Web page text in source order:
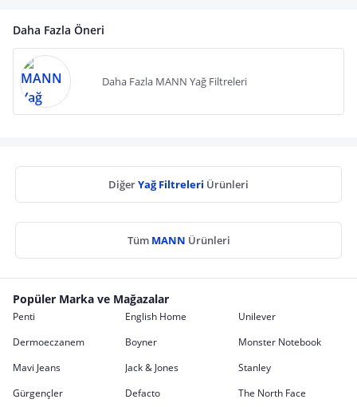
Daha Fazla Öneri
Daha Fazla MANN Yağ Filtreleri
DiğerYağ Filtreleri Ürünleri
Tüm MANN Ürünleri
Popüler Marka ve Mağazalar
Penti English Home
Unilever
Dermoeczanem
Boyner
Monster Notebook
Mavi Jeans
Jack & Jones
Stanley
Gürgençler
Defacto
The North Face